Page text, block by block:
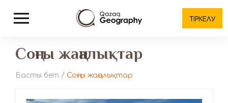
ТІРКЕЛУ
Соңғы жаңалықтар
Басты бет / Соңғы жаңалықтар